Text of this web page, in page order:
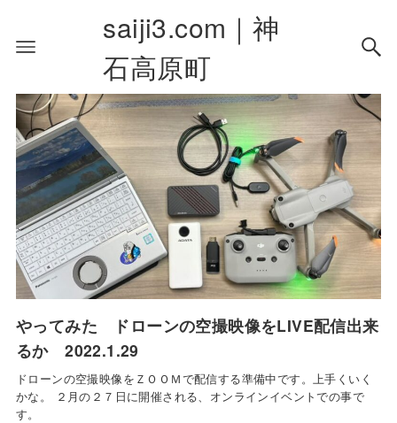
saiji3.com｜神
石高原町
やってみた ドローンの空撮映像をLIVE配信出来
るか 2022.1.29
ドローンの空撮映像をＺＯＯＭで配信する準備中です。上手くいく
かな。 ２月の２７日に開催される、オンラインイベントでの事で
す。